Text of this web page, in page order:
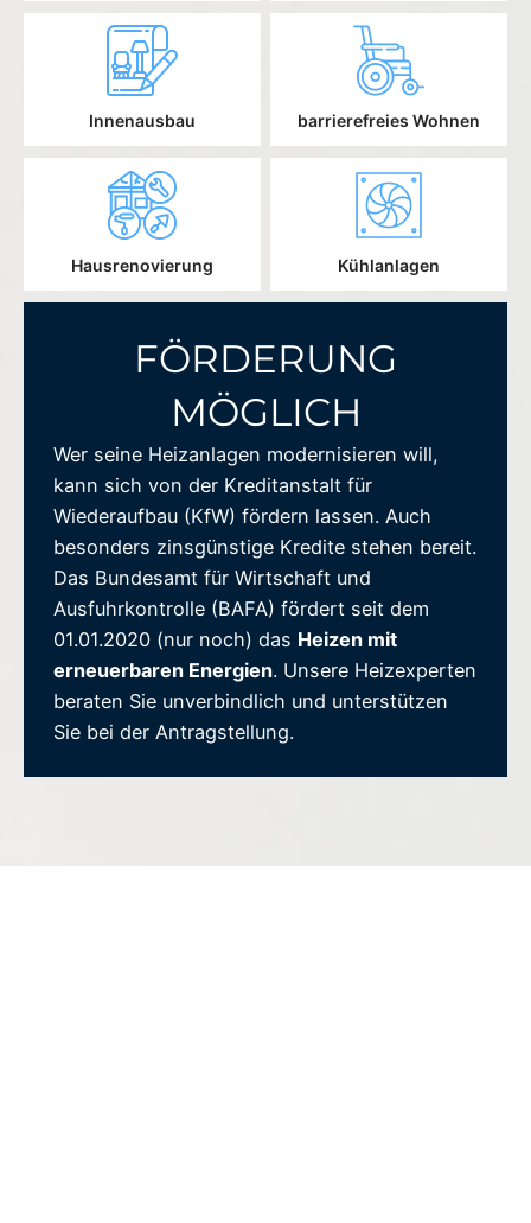
Innenausbau barrierefreies Wohnen
Hausrenovierung Kühlanlagen
FÖRDERUNG
MÖGLICH
Wer seine Heizanlagen modernisieren will,
kann sich von der Kreditanstalt für
Wiederaufbau (KfW) fördern lassen. Auch
besonders zinsgünstige Kredite stehen bereit.
Das Bundesamt für Wirtschaft und
Ausfuhrkontrolle (BAFA) fördert seit dem
01.01.2020 (nur noch) das Heizen mit
erneuerbaren Energien. Unsere Heizexperten
beraten Sie unverbindlich und unterstützen
Sie bei der Antragstellung.